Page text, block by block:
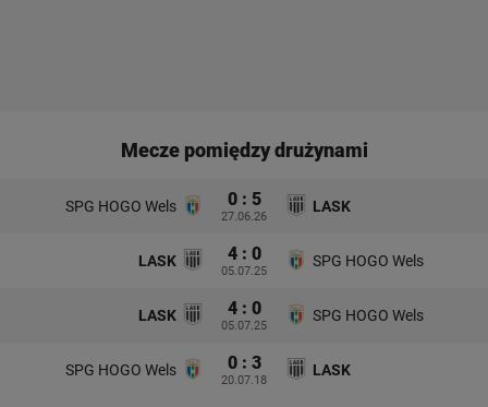
Mecze pomiędzy drużynami
SPG HOGO Wels 0 : 5
27.06.26
LASK
LASK 4 : 0
05.07.25
SPG HOGO Wels
LASK 4 : 0
05.07.25
SPG HOGO Wels
SPG HOGO Wels 0 : 3
20.07.18
LASK